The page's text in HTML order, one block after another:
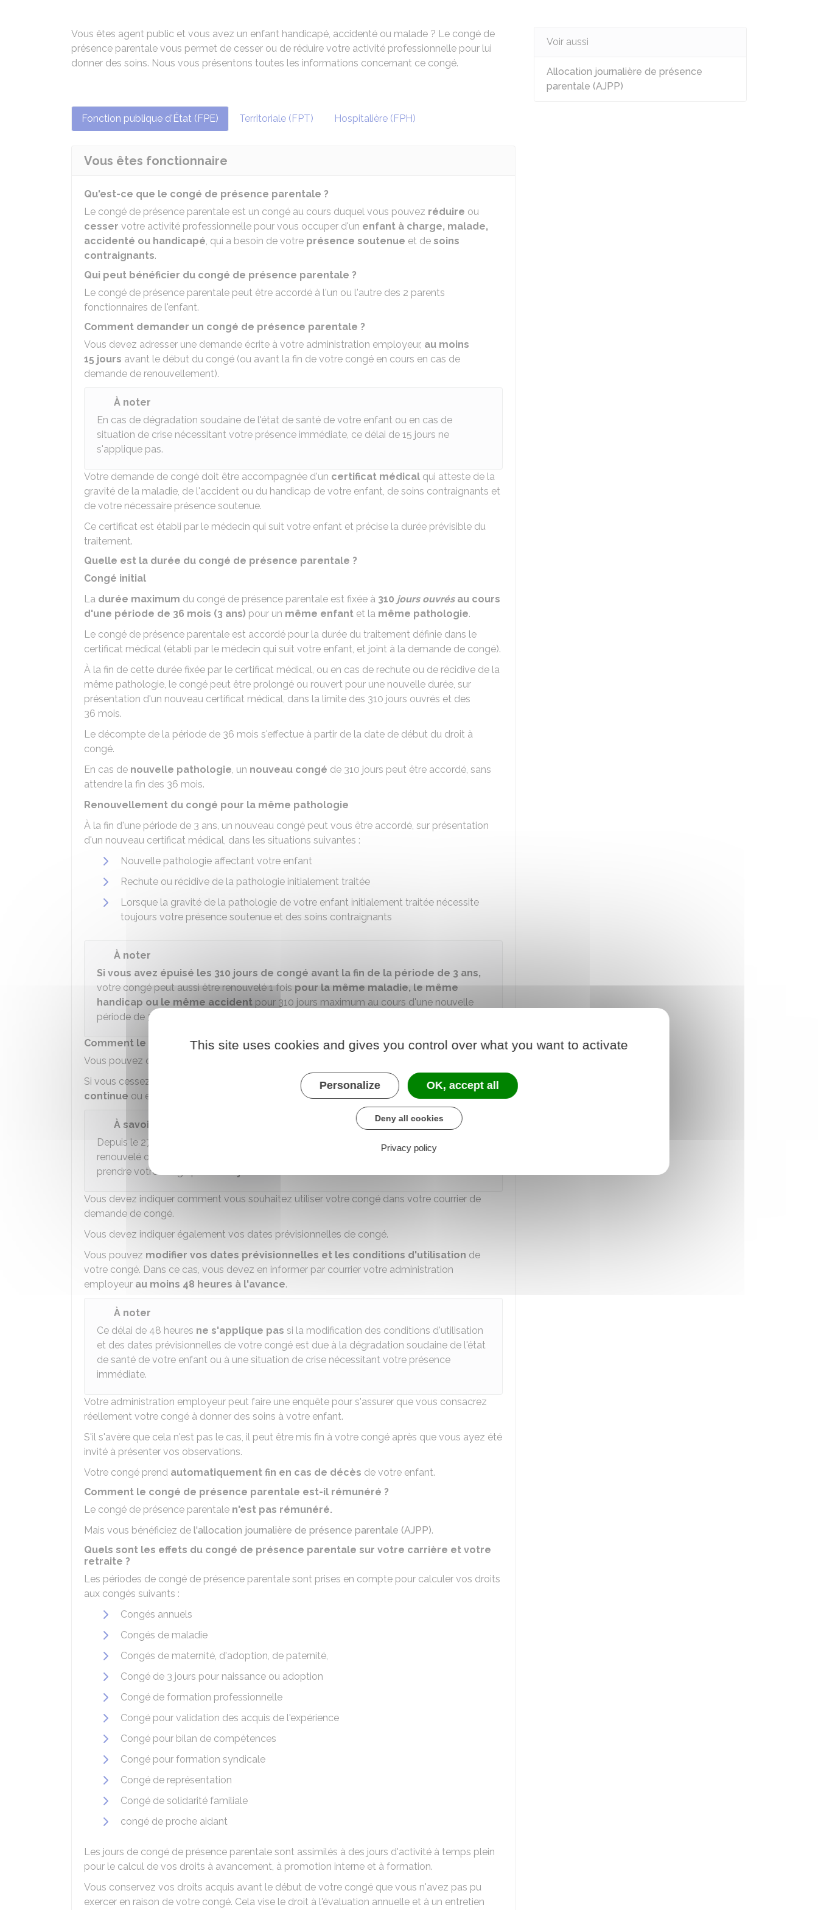
Vous êtes agent public et vous avez un enfant handicapé, accidenté ou malade ? Le congé de
présence parentale vous permet de cesser ou de réduire votre activité professionnelle pour lui
donner des soins. Nous vous présentons toutes les informations concernant ce congé.
Fonction publique d'État (FPE) Territoriale (FPT) Hospitalière (FPH)
Vous êtes fonctionnaire
Qu'est-ce que le congé de présence parentale ?
Le congé de présence parentale est un congé au cours duquel vous pouvez réduire ou
cesser votre activité professionnelle pour vous occuper d'un enfant à charge, malade,
accidenté ou handicapé, qui a besoin de votre présence soutenue et de soins
contraignants.
Qui peut bénéficier du congé de présence parentale ?
Le congé de présence parentale peut être accordé à l'un ou l'autre des 2 parents
fonctionnaires de l'enfant.
Comment demander un congé de présence parentale ?
Vous devez adresser une demande écrite à votre administration employeur, au moins
15 jours avant le début du congé (ou avant la fin de votre congé en cours en cas de
demande de renouvellement).
À noter
En cas de dégradation soudaine de l'état de santé de votre enfant ou en cas de
situation de crise nécessitant votre présence immédiate, ce délai de 15 jours ne
s'applique pas.
Votre demande de congé doit être accompagnée d'un certificat médical qui atteste de la
gravité de la maladie, de l'accident ou du handicap de votre enfant, de soins contraignants et
de votre nécessaire présence soutenue.
Ce certificat est établi par le médecin qui suit votre enfant et précise la durée prévisible du
traitement.
Quelle est la durée du congé de présence parentale ?
Congé initial
La durée maximum du congé de présence parentale est fixée à 310 jours ouvrésau cours
d'une période de 36 mois (3 ans) pour un même enfant et la même pathologie.
Le congé de présence parentale est accordé pour la durée du traitement définie dans le
certificat médical (établi par le médecin qui suit votre enfant, et joint à la demande de congé).
À la fin de cette durée fixée par le certificat médical, ou en cas de rechute ou de récidive de la
même pathologie, le congé peut être prolongé ou rouvert pour une nouvelle durée, sur
présentation d'un nouveau certificat médical, dans la limite des 310 jours ouvrés et des
36 mois.
Le décompte de la période de 36 mois s'effectue à partir de la date de début du droit à
congé.
En cas de nouvelle pathologie, un nouveau congé de 310 jours peut être accordé, sans
attendre la fin des 36 mois.
Renouvellement du congé pour la même pathologie
À la fin d'une période de 3 ans, un nouveau congé peut vous être accordé, sur présentation
d'un nouveau certificat médical, dans les situations suivantes :
Nouvelle pathologie affectant votre enfant
Rechute ou récidive de la pathologie initialement traitée
Lorsque la gravité de la pathologie de votre enfant initialement traitée nécessite
toujours votre présence soutenue et des soins contraignants
À noter
Si vous avez épuisé les 310 jours de congé avant la fin de la période de 3 ans,
votre congé peut aussi être renouvelé 1 fois pour la même maladie, le même
handicap ou le même accident pour 310 jours maximum au cours d'une nouvelle
période de 3 ans.
Comment le congé de présence parentale peut-il être utilisé ?
Vous pouvez cesser votre activité professionnelle ou travailler à temps partiel.
Si vous cessez de travailler, vous pouvez prendre votre congé enune seule période
continue ou en une ou plusieurs périodes d'au moins une journée.
À savoir
Depuis le 27 aout 2023, si votre congé de présence parentale est prolongé ou
renouvelé ou si vous obtenez un nouveau congé de présence parentale, vous pouvez
prendre votre congé par
Vous devez indiquer comment vous souhaitez utiliser votre congé dans votre courrier de
demande de congé.
Vous devez indiquer également vos dates prévisionnelles de congé.
Vous pouvez modifier vos dates prévisionnelles et les conditions d'utilisation de
votre congé. Dans ce cas, vous devez en informer par courrier votre administration
employeur au moins 48 heures à l'avance.
À noter
Ce délai de 48 heures ne s'applique pas si la modification des conditions d'utilisation
et des dates prévisionnelles de votre congé est due à la dégradation soudaine de l'état
de santé de votre enfant ou à une situation de crise nécessitant votre présence
immédiate.
Votre administration employeur peut faire une enquête pour s'assurer que vous consacrez
réellement votre congé à donner des soins à votre enfant.
S'il s'avère que cela n'est pas le cas, il peut être mis fin à votre congé après que vous ayez été
invité à présenter vos observations.
Votre congé prend automatiquement fin en cas de décès de votre enfant.
Comment le congé de présence parentale est-il rémunéré ?
Le congé de présence parentale n'est pas rémunéré.
Mais vous bénéficiez de l'allocation journalière de présence parentale (AJPP).
Quels sont les effets du congé de présence parentale sur votre carrière et votre
retraite ?
Les périodes de congé de présence parentale sont prises en compte pour calculer vos droits
aux congés suivants :
Congés annuels
Congés de maladie
Congés de maternité, d'adoption, de paternité,
Congé de 3 jours pour naissance ou adoption
Congé de formation professionnelle
Congé pour validation des acquis de l'expérience
Congé pour bilan de compétences
Congé pour formation syndicale
Congé de représentation
Congé de solidarité familiale
congé de proche aidant
Les jours de congé de présence parentale sont assimilés à des jours d'activité à temps plein
pour le calcul de vos droits à avancement, à promotion interne et à formation.
Vous conservez vos droits acquis avant le début de votre congé que vous n'avez pas pu
exercer en raison de votre congé. Cela vise le droit à l'évaluation annuelle et à un entretien
Voir aussi
Allocation journalière de présence
parentale (AJPP)
This site uses cookies and gives you control over what you want to activate
Personalize OK, accept all
Deny all cookies
Privacy policy